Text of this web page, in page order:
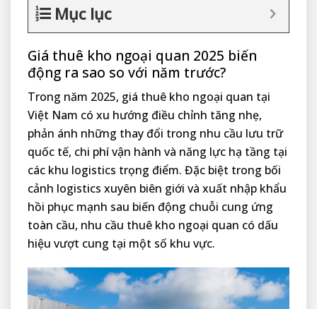
Mục lục
Giá thuê kho ngoại quan 2025 biến
động ra sao so với năm trước?
Trong năm 2025, giá thuê kho ngoại quan tại
Việt Nam có xu hướng điều chỉnh tăng nhẹ,
phản ánh những thay đổi trong nhu cầu lưu trữ
quốc tế, chi phí vận hành và năng lực hạ tầng tại
các khu logistics trọng điểm. Đặc biệt trong bối
cảnh logistics xuyên biên giới và xuất nhập khẩu
hồi phục mạnh sau biến động chuỗi cung ứng
toàn cầu, nhu cầu thuê kho ngoại quan có dấu
hiệu vượt cung tại một số khu vực.